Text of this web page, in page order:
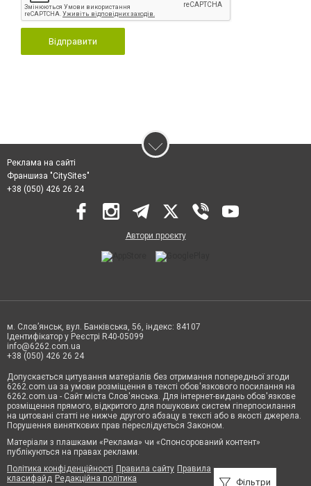
Відправити
Фільтри
Реклама на сайті
Франшиза "CitySites"
+38 (050) 426 26 24
Автори проєкту
м. Слов’янськ, вул. Банківська, 56, індекс: 84107
Ідентифікатор у Реєстрі R40-05099
info@6262.com.ua
+38 (050) 426 26 24
Допускається цитування матеріалів без отримання попередньої згоди
6262.com.ua за умови розміщення в тексті обов'язкового посилання на
6262.com.ua - Сайт міста Слов'янська. Для інтернет-видань обов'язкове
розміщення прямого, відкритого для пошукових систем гіперпосилання
на цитовані статті не нижче другого абзацу в тексті або в якості джерела.
Порушення виняткових прав переслідується Законом.
Матеріали з плашками «Реклама» чи «Спонсорований контент»
публікуються на правах реклами.
Політика конфіденційності Правила сайту Правила
класифайд Редакційна політика